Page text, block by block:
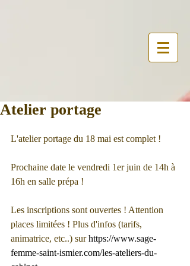
Atelier portage
L'atelier portage du 18 mai est complet !
Prochaine date le vendredi 1er juin de 14h à
16h en salle prépa !
Les inscriptions sont ouvertes ! Attention
places limitées ! Plus d'infos (tarifs,
animatrice, etc..) sur https://www.sage-
femme-saint-ismier.com/les-ateliers-du-